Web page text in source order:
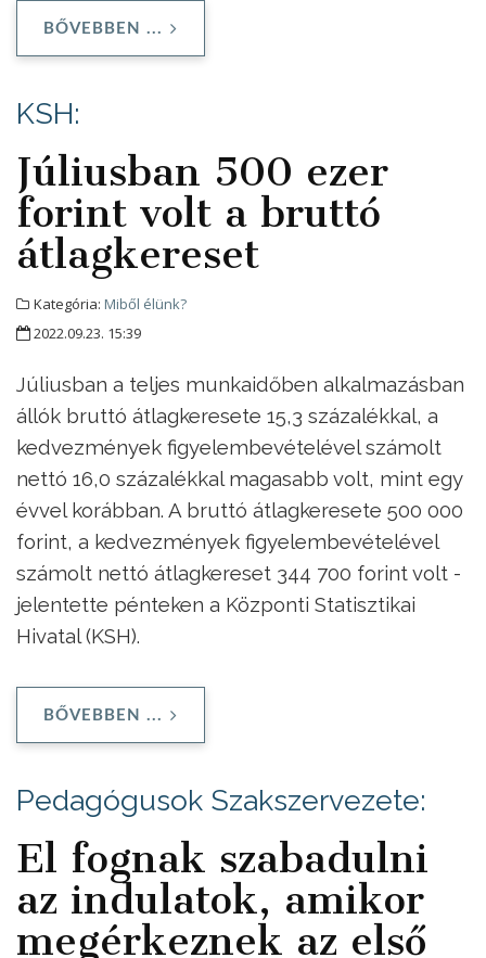
BŐVEBBEN ...
KSH:
Júliusban 500 ezer
forint volt a bruttó
átlagkereset
Kategória: Miből élünk?
2022.09.23. 15:39
Júliusban a teljes munkaidőben alkalmazásban
állók bruttó átlagkeresete 15,3 százalékkal, a
kedvezmények figyelembevételével számolt
nettó 16,0 százalékkal magasabb volt, mint egy
évvel korábban. A bruttó átlagkeresete 500 000
forint, a kedvezmények figyelembevételével
számolt nettó átlagkereset 344 700 forint volt -
jelentette pénteken a Központi Statisztikai
Hivatal (KSH).
BŐVEBBEN ...
Pedagógusok Szakszervezete:
El fognak szabadulni
az indulatok, amikor
megérkeznek az első